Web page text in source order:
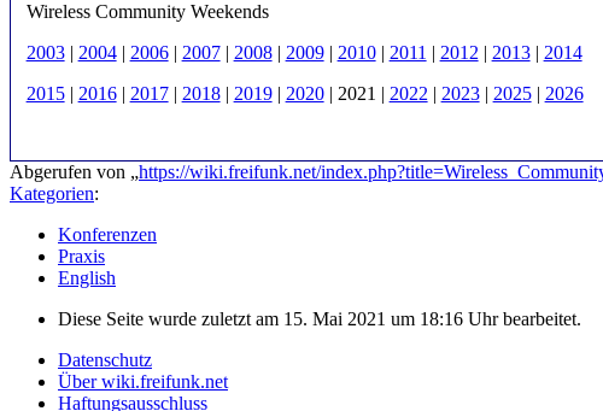
Wireless Community Weekends
2003| 2004| 2006| 2007| 2008| 2009| 2010| 2011 | 2012 | 2013| 2014
2015| 2016| 2017| 2018| 2019| 2020| 2021 | 2022 | 2023| 2025| 2026
Abgerufen von „https://wiki.freifunk.net/
Kategorien:
Konferenzen
Praxis
English
Diese Seite wurde zuletzt am 15. Mai 2021 um 18:16 Uhr bearbeitet.
Datenschutz
Über wiki.freifunk.net
Haftungsausschluss